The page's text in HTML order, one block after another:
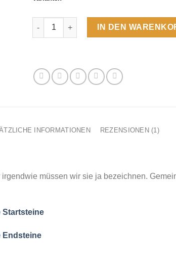
Normale Duellsteine Menge
IN DEN
INFORMATIONEN REZENSIONEN (1)
müssen wir sie ja bezeichnen.
Startsteine
Endsteine